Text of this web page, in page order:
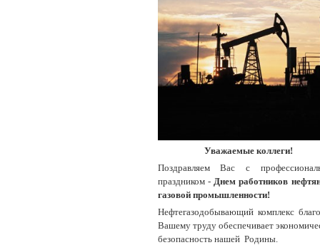
Уважаемые коллеги!
Поздравляем Вас с
праздником -Днем работников
газовой промышленности!
Нефтегазодобывающий комплекс
Вашему труду обеспечивает
безопасность нашей Родины.